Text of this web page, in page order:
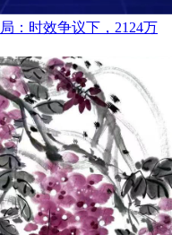
：时效争议下，2124万